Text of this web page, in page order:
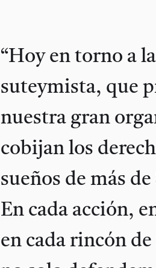
“Hoy en torno a
suteymista, que
nuestra gran
cobijan los
sueños de más
En cada acción,
en cada rincón